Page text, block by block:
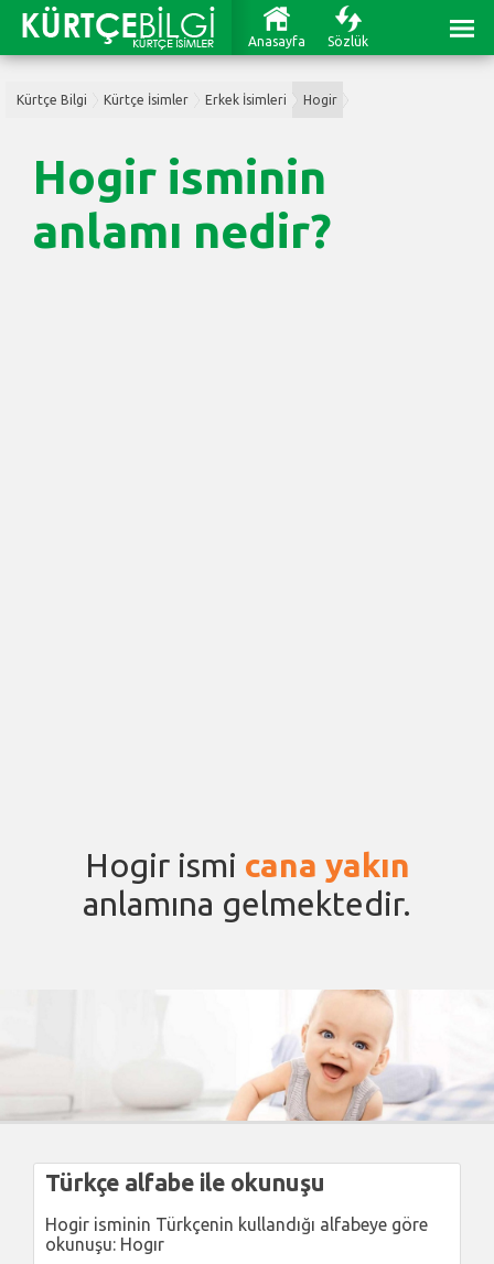
Anasayfa Sözlük
Kürtçe Bilgi Kürtçe İsimler Erkek İsimleri Hogir
Hogir isminin
anlamı nedir?
Hogir ismi cana yakın
anlamına gelmektedir.
Türkçe alfabe ile okunuşu
Hogir isminin Türkçenin kullandığı alfabeye göre
okunuşu: Hogır